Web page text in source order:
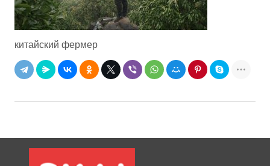
китайский фермер